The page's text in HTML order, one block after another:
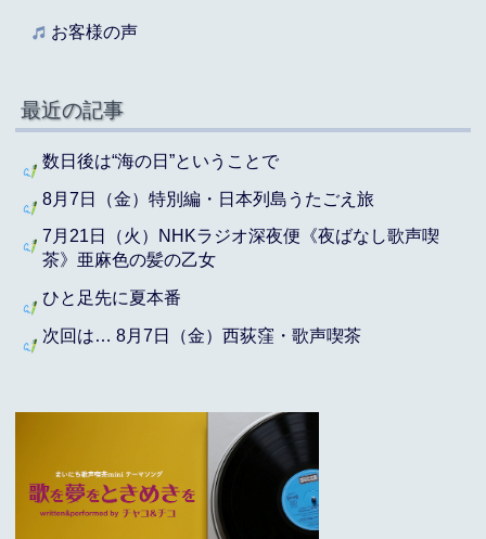
お客様の声
最近の記事
数日後は“海の日”ということで
8月7日（金）特別編・日本列島うたごえ旅
7月21日（火）NHKラジオ深夜便《夜ばなし歌声喫
茶》亜麻色の髪の乙女
ひと足先に夏本番
次回は… 8月7日（金）西荻窪・歌声喫茶